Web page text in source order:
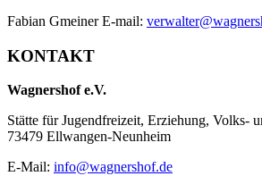
Fabian Gmeiner E-mail:
KONTAKT
Wagnershof e.V.
Stätte für Jugendfreizeit, Erziehung, Volks-
73479 Ellwangen-Neunheim
E-Mail: info@wagnershof.de